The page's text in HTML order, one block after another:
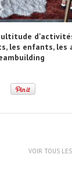
les enfants, les
VOIR TOUS